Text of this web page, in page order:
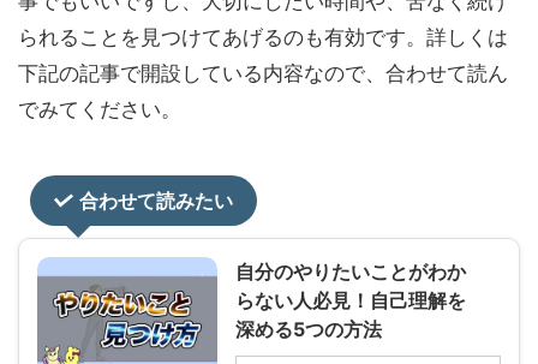
られることを見つけてあげるのも有効です。詳しくは
下記の記事で開設している内容なので、合わせて読ん
でみてください。
合わせて読みたい
自分のやりたいことがわか
らない人必見！自己理解を
深める5つの方法